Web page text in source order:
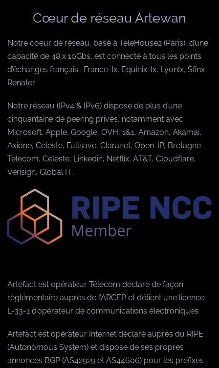
Cœur de réseau Artewan
Notre coeur de réseau, basé à TeleHouse2 (Paris), d’une
capacité de 48 x 10Gbs, est connecté à tous les points
d’échanges français : France-Ix, Equinix-Ix, LyonIx, Sfinx
Renater.
Notre réseau (IPv4 & IPv6) dispose de plus d’une
cinquantaine de peering privés, notamment avec
Microsoft, Apple, Google, OVH, 1&1, Amazon, Akamai,
Axione, Celeste, Fullsave, Claranet, Open-IP, Bretagne
Telecom, Celeste, Linkedin, Netflix, AT&T, Cloudflare,
Verisign, Global IT…
Artefact est opérateur Télécom déclaré de façon
règlémentaire auprès de l’ARCEP et détient une licence
L-33-1 d’opérateur de communications électroniques.
Artefact est opérateur Internet déclaré auprès du RIPE
(Autonomous System) et dispose de ses propres
annonces BGP (AS42929 et AS44606) pour les préfixes